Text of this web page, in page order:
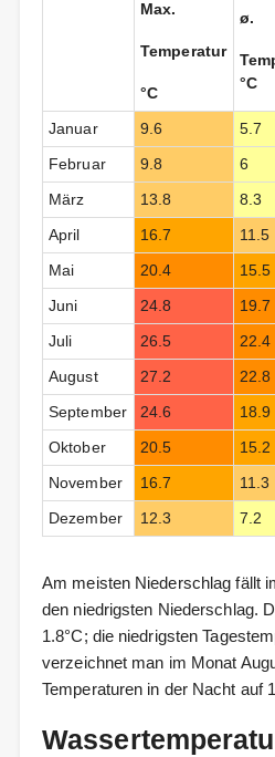
Max.
Temperatur
°C
ø.
°C
Januar 9.6 5.7
Februar 9.8 6
März 13.8 8.3
April 16.7 11.5
Mai 20.4 15.5
Juni 24.8 19.7
Juli 26.5 22.4
August 27.2 22.8
September 24.6 18.9
Oktober 20.5 15.2
November 16.7 11.3
Dezember 12.3 7.2
Am meisten Niederschlag fällt
den niedrigsten Niederschlag.
1.8°C; die niedrigsten
verzeichnet man im Monat
Temperaturen in der Nacht auf